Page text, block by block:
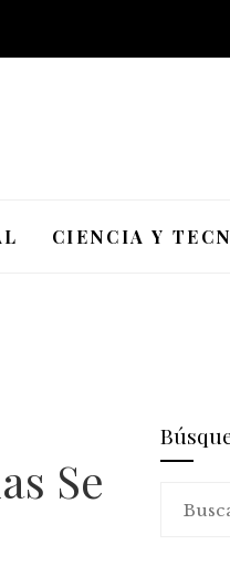
CIENCIA Y
Se